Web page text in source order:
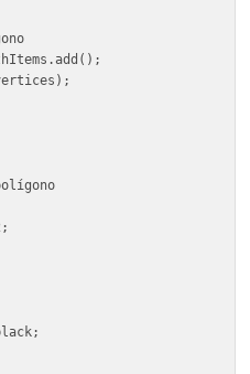
/ 2;
i++) {
i) * (Math.PI / 180);